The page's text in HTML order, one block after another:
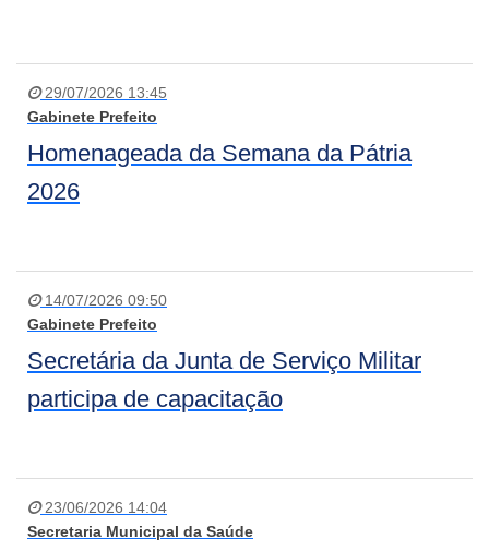
29/07/2026 13:45
Gabinete Prefeito
Homenageada da Semana da Pátria
2026
14/07/2026 09:50
Gabinete Prefeito
Secretária da Junta de Serviço Militar
participa de capacitação
23/06/2026 14:04
Secretaria Municipal da Saúde